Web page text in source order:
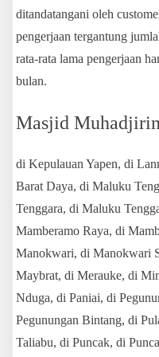
ditandatangani oleh
pengerjaan tergantung
rata-rata lama pengerjaan
bulan.
Masjid
di Kepulauan Yapen, di
Barat Daya, di Maluku
Tenggara, di Maluku
Mamberamo Raya, di
Manokwari, di Manokwari
Maybrat, di Merauke, di
Nduga, di Paniai, di
Pegunungan Bintang, di
Taliabu, di Puncak, di